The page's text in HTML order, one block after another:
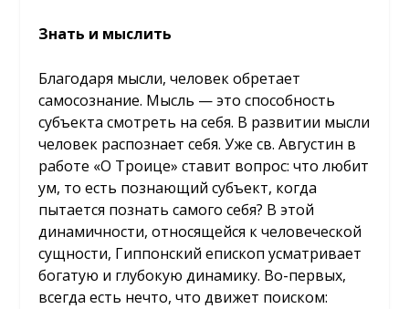
Знать и мыслить
Благодаря мысли, человек обретает
самосознание. Мысль — это способность
субъекта смотреть на себя. В развитии мысли
человек распознает себя. Уже св. Августин в
работе «О Троице» ставит вопрос: что любит
ум, то есть познающий субъект, когда
пытается познать самого себя? В этой
динамичности, относящейся к человеческой
сущности, Гиппонский епископ усматривает
богатую и глубокую динамику. Во-первых,
всегда есть нечто, что движет поиском: